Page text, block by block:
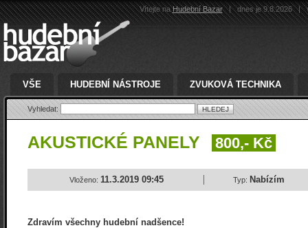
Vítejte naHudební Bazar | dnes je 9.8.2026 |
VŠE HUDEBNÍ NÁSTROJE ZVUKOVÁ TECHNIKA
Vyhledat:
AKUSTICKÉ PANELY 800,- Kč
Vloženo: 11.3.2019 09:45 Typ: Nabízím
Zdravím všechny hudební nadšence!